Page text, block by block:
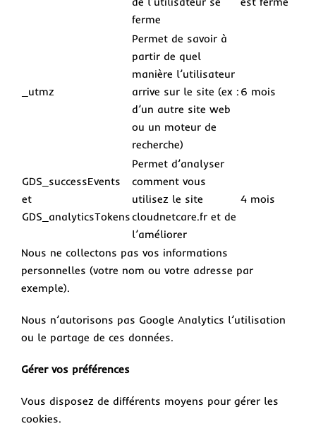
ferme
_utmz
Permet de savoir à
partir de quel
manière l’utilisateur
arrive sur le site (ex :
d’un autre site web
ou un moteur de
recherche)
6 mois
GDS_successEvents
et
GDS_analyticsTokens
Permet d’analyser
comment vous
utilisez le site
cloudnetcare.fr et de
l’améliorer
4 mois
Nous ne collectons pas vos informations
personnelles (votre nom ou votre adresse par
exemple).
Nous n’autorisons pas Google Analytics l’utilisation
ou le partage de ces données.
Gérer vos préférences
Vous disposez de différents moyens pour gérer les
cookies.